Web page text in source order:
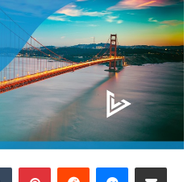
Tumblr PinterestReddit Messenger
Share via Email